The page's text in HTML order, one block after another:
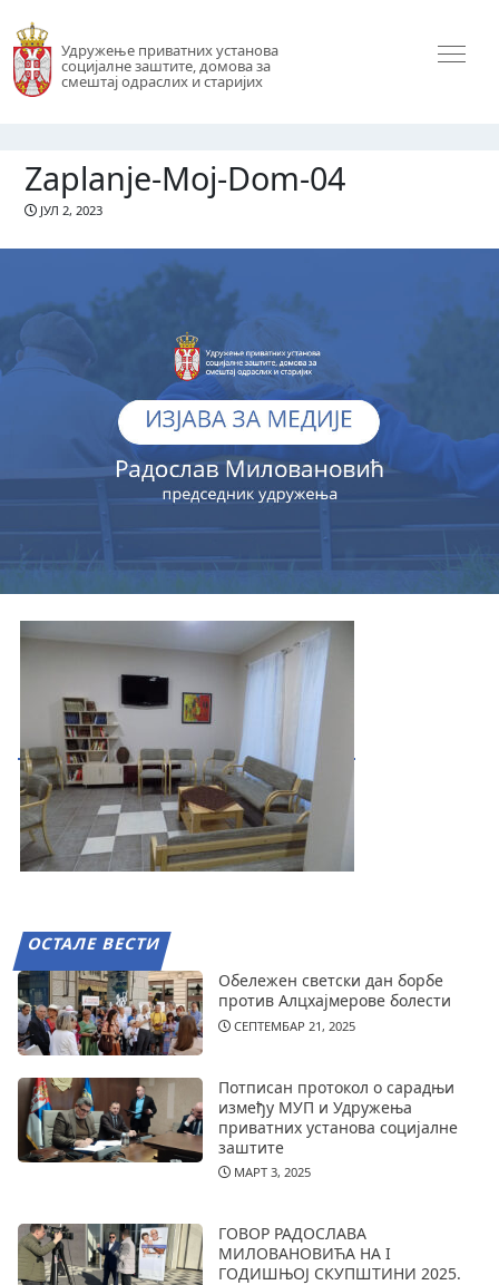
Удружење приватних установа
социјалне заштите, домова за
смештај одраслих и старијих
Zaplanje-Moj-Dom-04
ЈУЛ 2, 2023
ОСТАЛЕ ВЕСТИ
Обележен светски дан борбе
против Алцхајмерове болести
СЕПТЕМБАР 21, 2025
Потписан протокол о сарадњи
између МУП и Удружења
приватних установа социјалне
заштите
МАРТ 3, 2025
ГОВОР РАДОСЛАВА
МИЛОВАНОВИЋА НА I
ГОДИШЊОЈ СКУПШТИНИ 2025.